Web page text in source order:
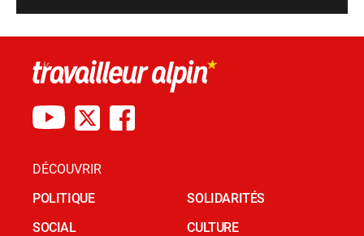
DÉCOUVRIR
POLITIQUE
SOCIAL
SOLIDARITÉS
CULTURE